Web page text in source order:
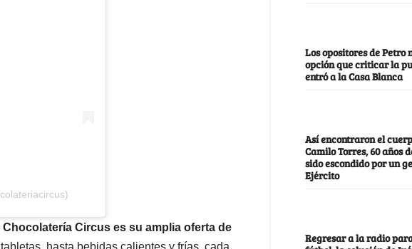
Circus es su amplia oferta de
hasta bebidas calientes y frías, cada
Los opositores de Petro
opción que criticar la
entró a la Casa Blanca
Así encontraron el
Camilo Torres, 60 años
sido escondido por un
Ejército
Regresar a la radio